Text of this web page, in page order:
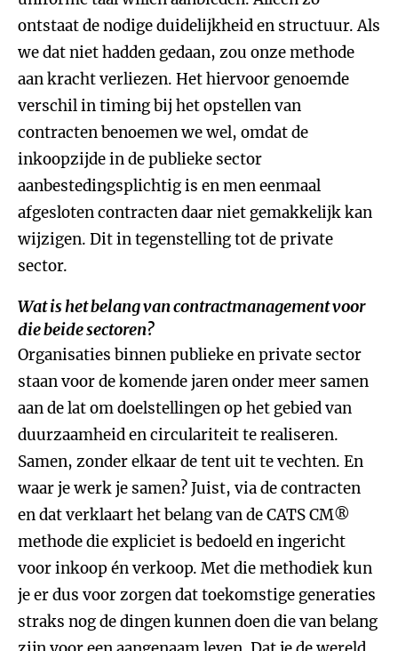
ontstaat de nodige duidelijkheid en structuur. Als
we dat niet hadden gedaan, zou onze methode
aan kracht verliezen. Het hiervoor genoemde
verschil in timing bij het opstellen van
contracten benoemen we wel, omdat de
inkoopzijde in de publieke sector
aanbestedingsplichtig is en men eenmaal
afgesloten contracten daar niet gemakkelijk kan
wijzigen. Dit in tegenstelling tot de private
sector.
Wat is het belang van contractmanagement voor
die beide sectoren?
Organisaties binnen publieke en private sector
staan voor de komende jaren onder meer samen
aan de lat om doelstellingen op het gebied van
duurzaamheid en circulariteit te realiseren.
Samen, zonder elkaar de tent uit te vechten. En
waar je werk je samen? Juist, via de contracten
en dat verklaart het belang van de CATS CM®
methode die expliciet is bedoeld en ingericht
voor inkoop én verkoop. Met die methodiek kun
je er dus voor zorgen dat toekomstige generaties
straks nog de dingen kunnen doen die van belang